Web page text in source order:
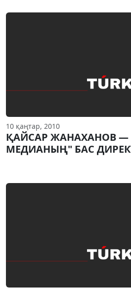
10 қаңтар, 2010
ҚАЙСАР ЖАНАХАНОВ —
МЕДИАНЫҢ" БАС